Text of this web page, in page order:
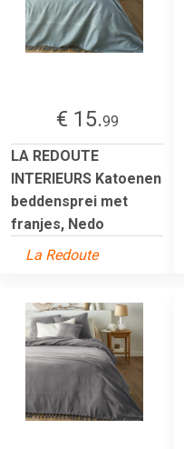
€ 15.99
LA REDOUTE
INTERIEURS Katoenen
beddensprei met
franjes, Nedo
La Redoute